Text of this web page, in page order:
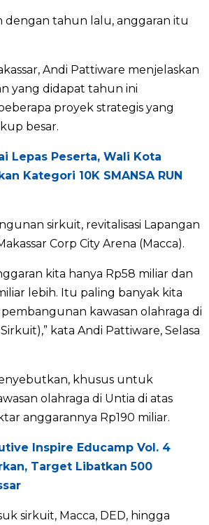
dengan tahun lalu, anggaran itu
Andi Pattiware menjelaskan
yang didapat tahun ini
proyek strategis yang
besar.
Lepas Peserta, Wali Kota
Kategori 10K SMANSA RUN
sirkuit, revitalisasi Lapangan
Corp City Arena (Macca).
kita hanya Rp58 miliar dan
lebih. Itu paling banyak kita
kawasan olahraga di
kata Andi Pattiware, Selasa
khusus untuk
olahraga di Untia di atas
anggarannya Rp190 miliar.
Inspire Educamp Vol. 4
Target Libatkan 500
sirkuit, Macca, DED, hingga